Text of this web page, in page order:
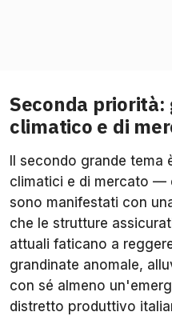
Seconda priorità:
climatico e di
Il secondo grande
climatici e di mercato —
sono manifestati con
che le strutture
attuali faticano a
grandinate anomale,
con sé almeno
distretto produttivo